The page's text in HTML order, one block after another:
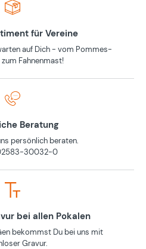
für Vereine
auf Dich - vom Pommes-
Fahnenmast!
Beratung
persönlich beraten.
30032-0
bei allen Pokalen
bekommst Du bei uns mit
Gravur.